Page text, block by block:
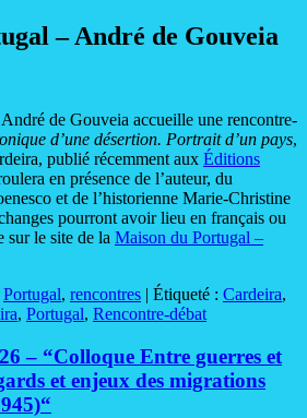
– André de Gouveia
de Gouveia accueille une rencontre-
d’une désertion. Portrait d’un pays,
publié récemment aux Éditions
en présence de l’auteur, du
et de l’historienne Marie-Christine
pourront avoir lieu en français ou
sur le site de la Maison du Portugal –
Portugal, rencontres | Étiqueté : Cardeira,
, Portugal, Rencontre-débat
– “Colloque Entre guerres et
et enjeux des migrations